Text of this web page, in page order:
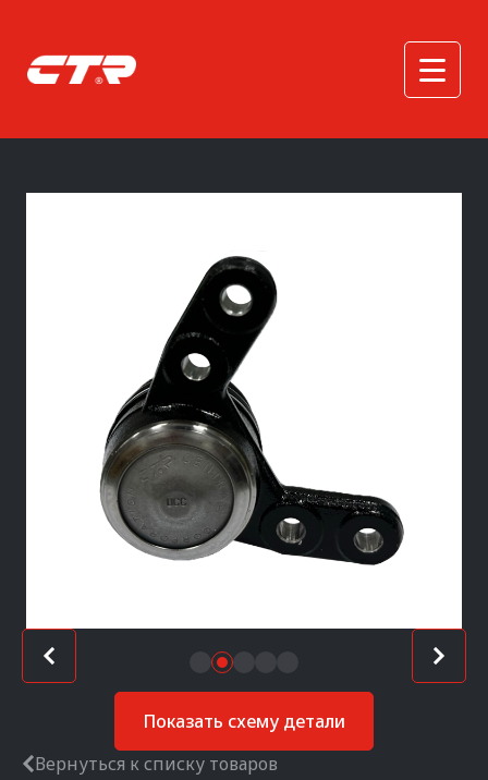
Показать схему детали
Вернуться к списку товаров